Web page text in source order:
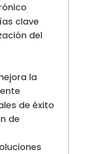
clave
del
la
de éxito
de